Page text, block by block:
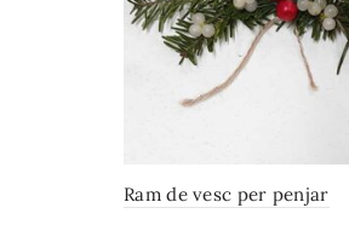
Ram de vesc per penjar